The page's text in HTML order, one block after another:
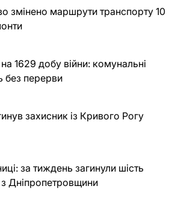
змінено маршрути транспорту 10
1629 добу війни: комунальні
перерви
захисник із Кривого Рогу
за тиждень загинули шість
з Дніпропетровщини